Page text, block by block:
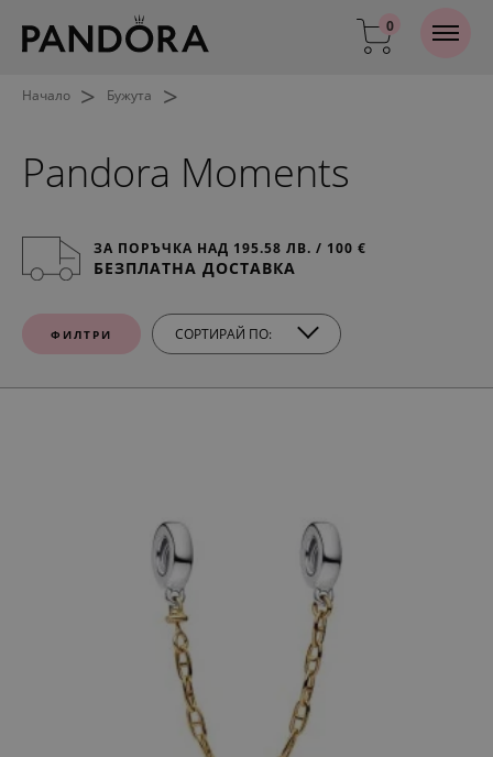
0
Начало > Бужута >
Pandora Moments
ЗА ПОРЪЧКА НАД 195.58 ЛВ. / 100 €
БЕЗПЛАТНА ДОСТАВКА
ФИЛТРИ СОРТИРАЙ ПО: